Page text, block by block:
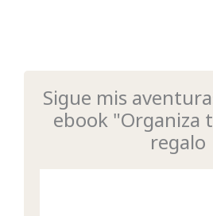
Sigue mis
ebook "Organiza
regalo